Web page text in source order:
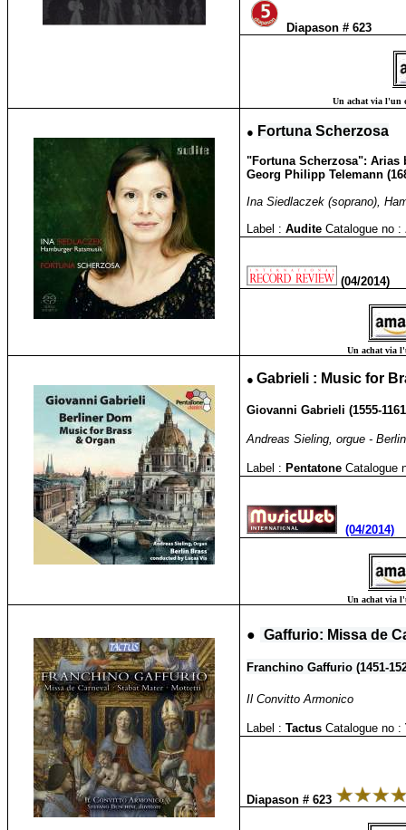
Diapason # 623
Un achat via l'un
● Fortuna Scherzosa
"Fortuna Scherzosa": Arias
Georg Philipp Telemann
Ina Siedlaczek (soprano),
Label : AuditeCatalogue no :
(04/2014)
Un achat via
●Gabrieli : Music for
Giovanni Gabrieli (1555-
Andreas Sieling, orgue -
Label : PentatoneCatalogue
(04/2014)
Un achat via
● Gaffurio: Missa de
Franchino Gaffurio (1451-
Il Convitto Armonico
Label : TactusCatalogue no :
Diapason # 623